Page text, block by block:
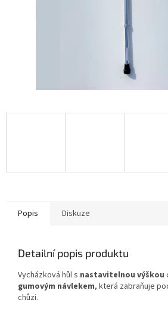
Popis Diskuze
Detailní popis produktu
Vycházková hůl s nastavitelnou výškou
gumovým návlekem, která zabraňuje
chůzi.